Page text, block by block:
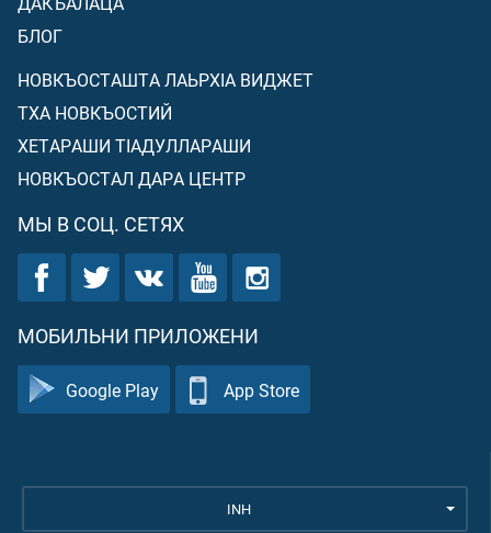
БЛОГ
НОВКЪОСТАШТА ЛАЬРХIА ВИДЖЕТ
ТХА НОВКЪОСТИЙ
ХЕТАРАШИ ТIАДУЛЛАРАШИ
НОВКЪОСТАЛ ДАРА ЦЕНТР
МЫ В СОЦ. СЕТЯХ
МОБИЛЬНИ ПРИЛОЖЕНИ
Google Play App Store
INH